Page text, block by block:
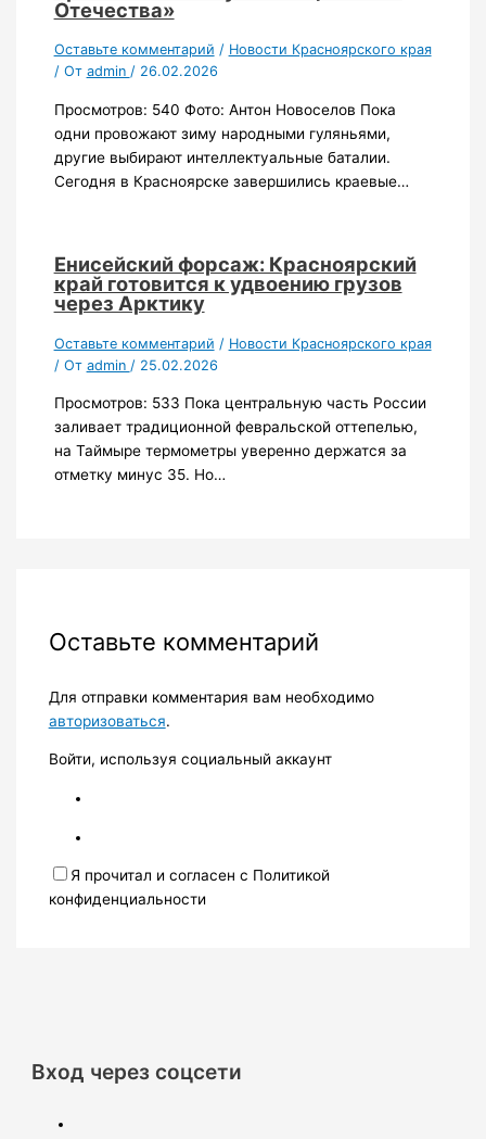
Отечества»
Оставьте комментарий / Новости Красноярского края
/ От admin / 26.02.2026
Просмотров: 540 Фото: Антон Новоселов Пока
одни провожают зиму народными гуляньями,
другие выбирают интеллектуальные баталии.
Сегодня в Красноярске завершились краевые…
Енисейский форсаж: Красноярский
край готовится к удвоению грузов
через Арктику
Оставьте комментарий / Новости Красноярского края
/ От admin / 25.02.2026
Просмотров: 533 Пока центральную часть России
заливает традиционной февральской оттепелью,
на Таймыре термометры уверенно держатся за
отметку минус 35. Но…
Оставьте комментарий
Для отправки комментария вам необходимо
авторизоваться.
Войти, используя социальный аккаунт
Я прочитал и согласен с Политикой
конфиденциальности
Вход через соцсети